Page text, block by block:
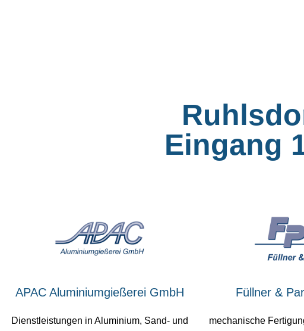
Eingang
APAC Aluminiumgießerei GmbH
Dienstleistungen in Aluminium, Sand- und
Füllner &
mechanische